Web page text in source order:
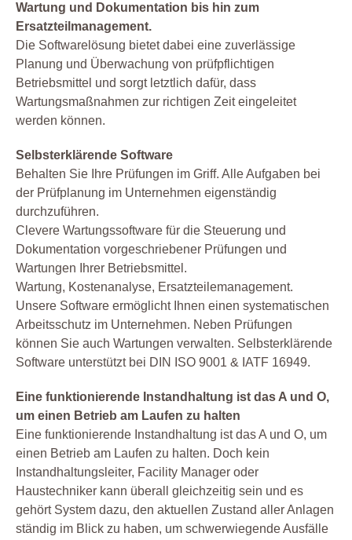
Wartung und Dokumentation bis hin zum
Ersatzteilmanagement.
Die Softwarelösung bietet dabei eine zuverlässige
Planung und Überwachung von prüfpflichtigen
Betriebsmittel und sorgt letztlich dafür, dass
Wartungsmaßnahmen zur richtigen Zeit eingeleitet
werden können.
Selbsterklärende Software
Behalten Sie Ihre Prüfungen im Griff. Alle Aufgaben bei
der Prüfplanung im Unternehmen eigenständig
durchzuführen.
Clevere Wartungssoftware für die Steuerung und
Dokumentation vorgeschriebener Prüfungen und
Wartungen Ihrer Betriebsmittel.
Wartung, Kostenanalyse, Ersatzteilemanagement.
Unsere Software ermöglicht Ihnen einen systematischen
Arbeitsschutz im Unternehmen. Neben Prüfungen
können Sie auch Wartungen verwalten. Selbsterklärende
Software unterstützt bei DIN ISO 9001 & IATF 16949.
Eine funktionierende Instandhaltung ist das A und O,
um einen Betrieb am Laufen zu halten
Eine funktionierende Instandhaltung ist das A und O, um
einen Betrieb am Laufen zu halten. Doch kein
Instandhaltungsleiter, Facility Manager oder
Haustechniker kann überall gleichzeitig sein und es
gehört System dazu, den aktuellen Zustand aller Anlagen
ständig im Blick zu haben, um schwerwiegende Ausfälle